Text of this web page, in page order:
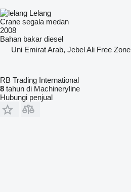
Lelang
Crane segala medan
2008
Bahan bakar diesel
Uni Emirat Arab, Jebel Ali Free Zone
RB Trading International
8 tahun di Machineryline
Hubungi penjual